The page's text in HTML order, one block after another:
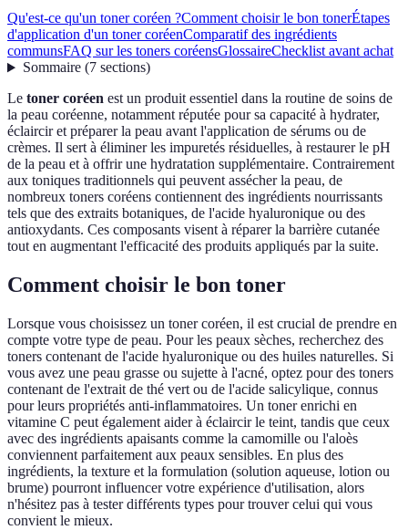
Qu'est-ce qu'un toner coréen ?Comment choisir le bon tonerÉtapes
d'application d'un toner coréenComparatif des ingrédients
communsFAQ sur les toners coréensGlossaireChecklist avant achat
Sommaire(7 sections)
Le toner coréen est un produit essentiel dans la routine de soins de
la peau coréenne, notamment réputée pour sa capacité à hydrater,
éclaircir et préparer la peau avant l'application de sérums ou de
crèmes. Il sert à éliminer les impuretés résiduelles, à restaurer le pH
de la peau et à offrir une hydratation supplémentaire. Contrairement
aux toniques traditionnels qui peuvent assécher la peau, de
nombreux toners coréens contiennent des ingrédients nourrissants
tels que des extraits botaniques, de l'acide hyaluronique ou des
antioxydants. Ces composants visent à réparer la barrière cutanée
tout en augmentant l'efficacité des produits appliqués par la suite.
Comment choisir le bon toner
Lorsque vous choisissez un toner coréen, il est crucial de prendre en
compte votre type de peau. Pour les peaux sèches, recherchez des
toners contenant de l'acide hyaluronique ou des huiles naturelles. Si
vous avez une peau grasse ou sujette à l'acné, optez pour des toners
contenant de l'extrait de thé vert ou de l'acide salicylique, connus
pour leurs propriétés anti-inflammatoires. Un toner enrichi en
vitamine C peut également aider à éclaircir le teint, tandis que ceux
avec des ingrédients apaisants comme la camomille ou l'aloès
conviennent parfaitement aux peaux sensibles. En plus des
ingrédients, la texture et la formulation (solution aqueuse, lotion ou
brume) pourront influencer votre expérience d'utilisation, alors
n'hésitez pas à tester différents types pour trouver celui qui vous
convient le mieux.